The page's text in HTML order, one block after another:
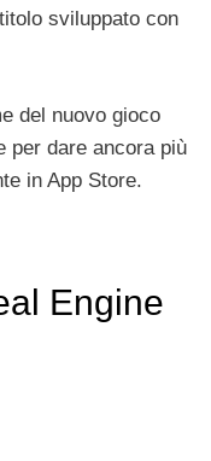
sviluppato con
del nuovo gioco
per dare ancora più
in App Store.
Engine